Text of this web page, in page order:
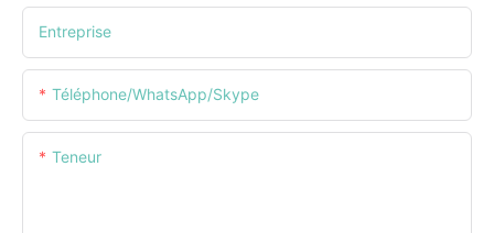
Entreprise
Téléphone/WhatsApp/Skype
Teneur